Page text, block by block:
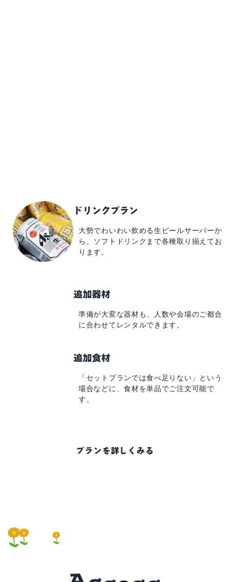
ドリンクプラン
大勢でわいわい飲める生ビールサーバーか
ら、 ソフトドリンクまで各種取り揃えてお
ります。
追加器材
準備が大変な器材も、
人数や会場のご都合
に合わせてレンタルできます。
追加食材
「セットプランでは食べ足りない」
という
場合などに、食材を単品でご注文可能で
す。
プランを詳しくみる